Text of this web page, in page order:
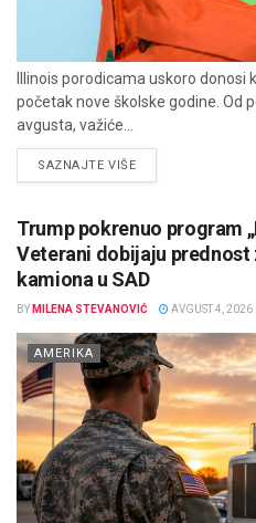
Illinois porodicama uskoro
početak nove školske godine. Od
avgusta, važiće...
SAZNAJTE VIŠEDETAILS
Trump pokrenuo program
Veterani dobijaju prednost
kamiona u SAD
BY MILENA STEVANOVIĆ AVGUST 4, 2026
AMERIKA